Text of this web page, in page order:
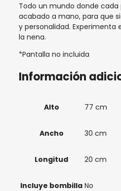
Todo un mundo donde
acabado a mano, para que
y personalidad. Experimenta
la nena.
*Pantalla no incluida
Información
Alto 77 cm
Ancho 30 cm
Longitud 20 cm
Incluye bombilla No